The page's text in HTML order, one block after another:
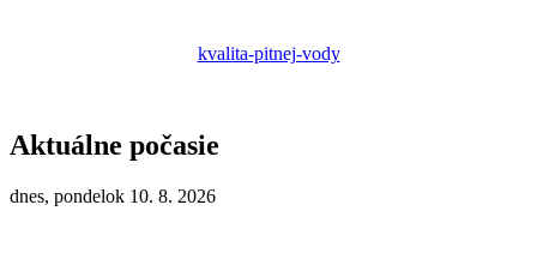
kvalita-pitnej-vody
Aktuálne počasie
dnes, pondelok 10. 8. 2026